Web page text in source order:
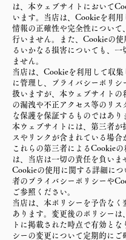
は、本ウェブサイトにおいて
います。当店は、Cookieを利用
情報の正確性や完全性について
行いません。また、Cookieの使
るいかなる損害についても、一
ません。
当店は、Cookieを利用して収集
に管理し、プライバシーポリシ
扱いますが、本ウェブサイトの
の漏洩や不正アクセス等のリス
な保護を保証するものではあり
本ウェブサイトには、第三者が
スやリンクが含まれている場合
これらの第三者によるCookieの
は、当店は一切の責任を負いま
Cookieの使用に関する詳細につ
者のプライバシーポリシーや
ご参照ください。
当店は、本ポリシーを予告なく
あります。変更後のポリシーは
トに掲載された時点で有効とな
シーの変更について定期的にご